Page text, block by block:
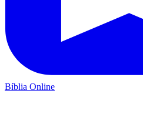
Bíblia Online